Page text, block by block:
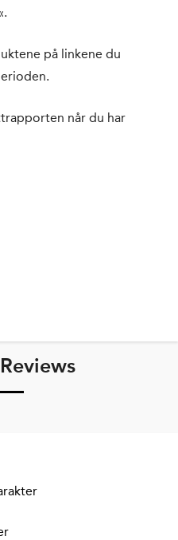
på linkene du
når du har